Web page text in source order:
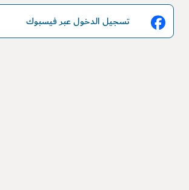
تسجيل الدخول عبر فيسبوك